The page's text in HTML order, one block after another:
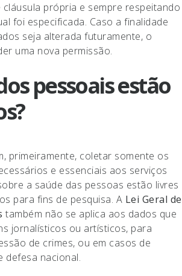
cláusula própria e sempre respeitando
foi especificada. Caso a finalidade
seja alterada futuramente, o
uma nova permissão.
pessoais estão
primeiramente, coletar somente os
e essenciais aos serviços
a saúde das pessoas estão livres
para fins de pesquisa. A Lei Geral de
também não se aplica aos dados que
jornalísticos ou artísticos, para
de crimes, ou em casos de
defesa nacional.